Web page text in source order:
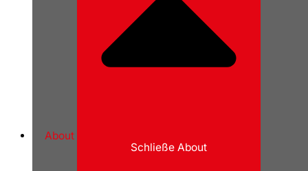
About
Schließe About